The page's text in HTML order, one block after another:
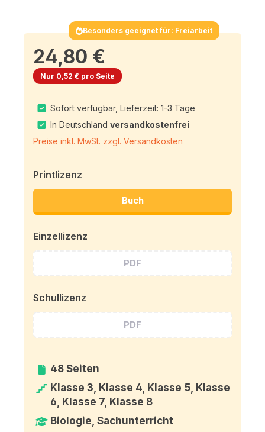
Besonders geeignet für: Freiarbeit
24,80 €
Nur 0,52 € pro Seite
Sofort verfügbar, Lieferzeit: 1-3 Tage
In Deutschlandversandkostenfrei
Preise inkl. MwSt. zzgl. Versandkosten
Printlizenz
Buch
Einzellizenz
PDF
Schullizenz
PDF
48 Seiten
Klasse 3, Klasse 4, Klasse 5, Klasse
6, Klasse 7, Klasse 8
Biologie, Sachunterricht